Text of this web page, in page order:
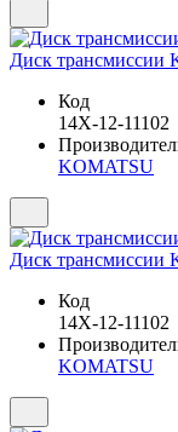
Диск трансмиссии
Код
14X-12-11102
KOMATSU
Диск трансмиссии
Код
14X-12-11102
KOMATSU